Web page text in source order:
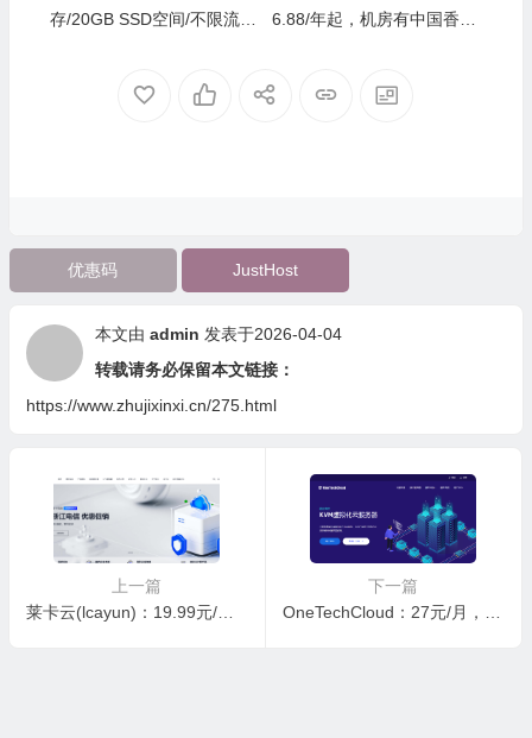
存/20GB SSD空间/不限流
6.88/年起，机房有中国香港/
优惠码 JustHost
本文由 admin 发表于2026-04-04
转载请务必保留本文链接：
https://www.zhujixinxi.cn/275.html
上一篇
莱卡云(lcayun)：19.99元/月起，香港/日本/美国，(不限流量)宁波/镇江/广州BGP
下一篇